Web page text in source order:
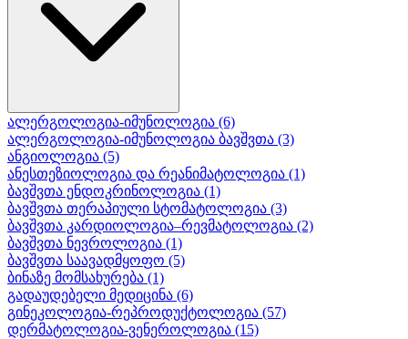
ალერგოლოგია-იმუნოლოგია (6)
ალერგოლოგია-იმუნოლოგია ბავშვთა (3)
ანგიოლოგია (5)
ანესთეზიოლოგია და რეანიმატოლოგია (1)
ბავშვთა ენდოკრინოლოგია (1)
ბავშვთა თერაპიული სტომატოლოგია (3)
ბავშვთა კარდიოლოგია–რევმატოლოგია (2)
ბავშვთა ნევროლოგია (1)
ბავშვთა საავადმყოფო (5)
ბინაზე მომსახურება (1)
გადაუდებელი მედიცინა (6)
გინეკოლოგია-რეპროდუქტოლოგია (57)
დერმატოლოგია-ვენეროლოგია (15)